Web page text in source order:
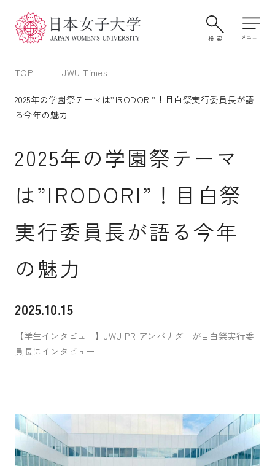
大学案内・学びの特色
入試案内
キャンパスライフ
研究
TOP JWU Times
2025年の学園祭テーマは”IRODORI”！目白祭実行委員長が語
る今年の魅力
2025年の学園祭テーマ
は”IRODORI”！目白祭
実行委員長が語る今年
の魅力
2025.10.15
【学生インタビュー】JWU PR アンバサダーが目白祭実行委
員長にインタビュー